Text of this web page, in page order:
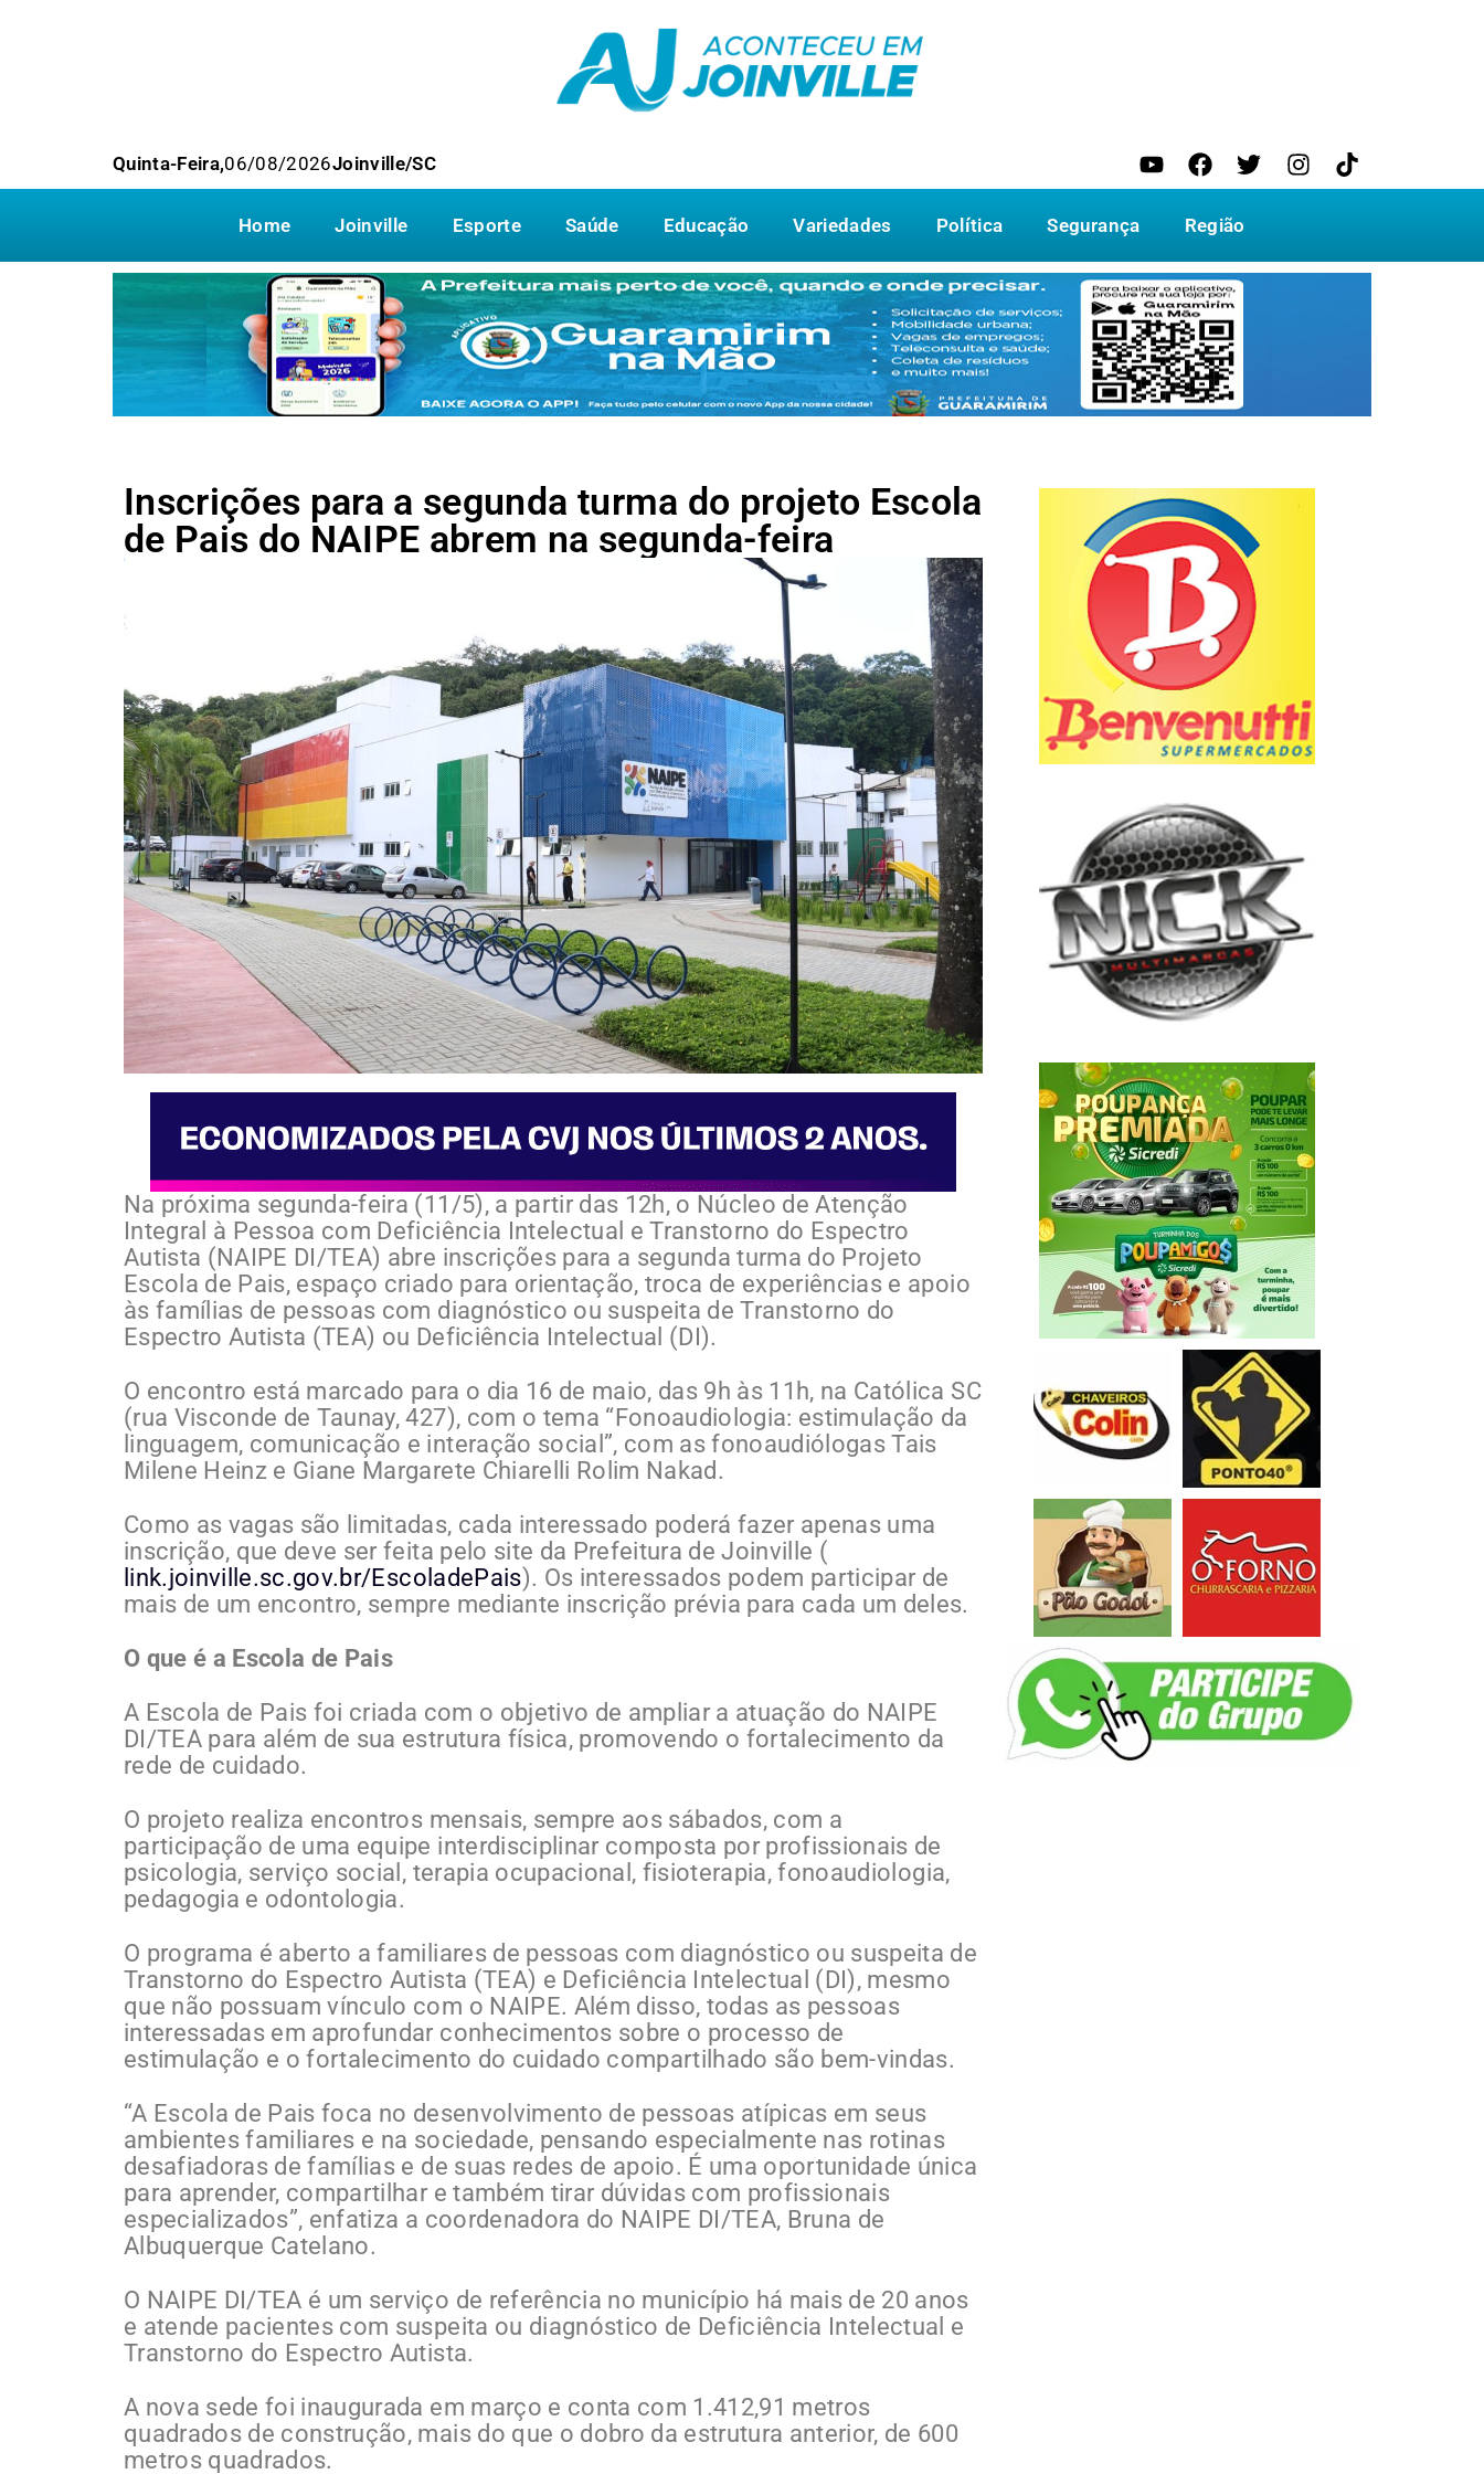
Quinta-Feira,06/08/2026Joinville/SC
Home Joinville Esporte Saúde Educação Variedades Política Segurança Região
Inscrições para a segunda turma do projeto Escola
de Pais do NAIPE abrem na segunda-feira
Na próxima segunda-feira (11/5), a partir das 12h, o Núcleo de Atenção
Integral à Pessoa com Deficiência Intelectual e Transtorno do Espectro
Autista (NAIPE DI/TEA) abre inscrições para a segunda turma do Projeto
Escola de Pais, espaço criado para orientação, troca de experiências e apoio
às famílias de pessoas com diagnóstico ou suspeita de Transtorno do
Espectro Autista (TEA) ou Deficiência Intelectual (DI).
O encontro está marcado para o dia 16 de maio, das 9h às 11h, na Católica SC
(rua Visconde de Taunay, 427), com o tema “Fonoaudiologia: estimulação da
linguagem, comunicação e interação social”, com as fonoaudiólogas Tais
Milene Heinz e Giane Margarete Chiarelli Rolim Nakad.
Como as vagas são limitadas, cada interessado poderá fazer apenas uma
inscrição, que deve ser feita pelo site da Prefeitura de Joinville (
link.joinville.sc.gov.br/EscoladePais). Os interessados podem participar de
mais de um encontro, sempre mediante inscrição prévia para cada um deles.
O que é a Escola de Pais
A Escola de Pais foi criada com o objetivo de ampliar a atuação do NAIPE
DI/TEA para além de sua estrutura física, promovendo o fortalecimento da
rede de cuidado.
O projeto realiza encontros mensais, sempre aos sábados, com a
participação de uma equipe interdisciplinar composta por profissionais de
psicologia, serviço social, terapia ocupacional, fisioterapia, fonoaudiologia,
pedagogia e odontologia.
O programa é aberto a familiares de pessoas com diagnóstico ou suspeita de
Transtorno do Espectro Autista (TEA) e Deficiência Intelectual (DI), mesmo
que não possuam vínculo com o NAIPE. Além disso, todas as pessoas
interessadas em aprofundar conhecimentos sobre o processo de
estimulação e o fortalecimento do cuidado compartilhado são bem-vindas.
“A Escola de Pais foca no desenvolvimento de pessoas atípicas em seus
ambientes familiares e na sociedade, pensando especialmente nas rotinas
desafiadoras de famílias e de suas redes de apoio. É uma oportunidade única
para aprender, compartilhar e também tirar dúvidas com profissionais
especializados”, enfatiza a coordenadora do NAIPE DI/TEA, Bruna de
Albuquerque Catelano.
O NAIPE DI/TEA é um serviço de referência no município há mais de 20 anos
e atende pacientes com suspeita ou diagnóstico de Deficiência Intelectual e
Transtorno do Espectro Autista.
A nova sede foi inaugurada em março e conta com 1.412,91 metros
quadrados de construção, mais do que o dobro da estrutura anterior, de 600
metros quadrados.